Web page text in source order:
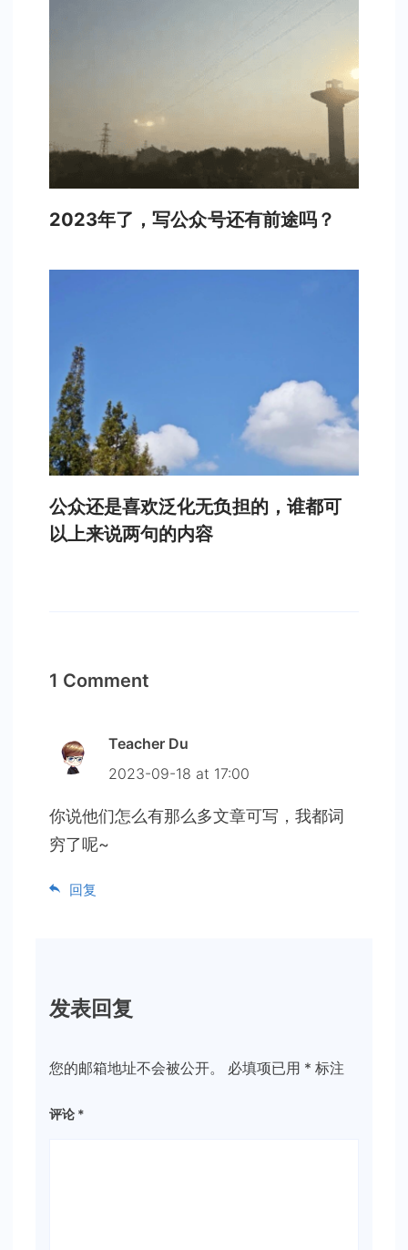
2023年了，写公众号还有前途吗？
公众还是喜欢泛化无负担的，谁都可
以上来说两句的内容
1 Comment
Teacher Du
2023-09-18 at 17:00
你说他们怎么有那么多文章可写，我都词
穷了呢~
回复
发表回复
您的邮箱地址不会被公开。 必填项已用 * 标注
评论 *